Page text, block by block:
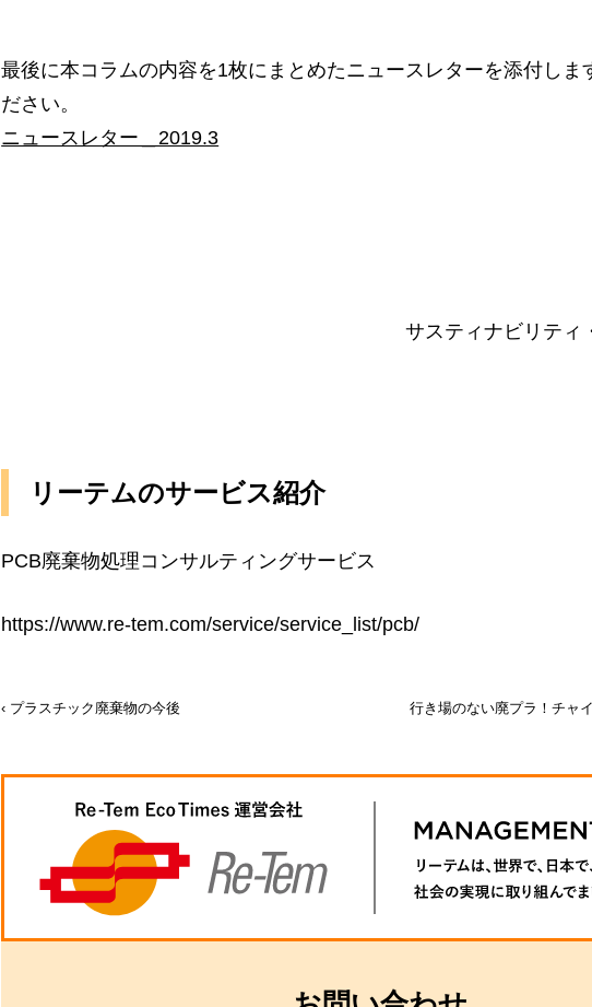
最後に本コラムの内容を1枚にまとめたニュースレターを添付しま
ださい。
ニュースレター＿2019.3
サスティナビリティ
リーテムのサービス紹介
PCB廃棄物処理コンサルティングサービス
https://www.re-tem.com/service/service_list/pcb/
投
稿
プラスチック廃棄物の今後 行き場のない廃プラ！チャ